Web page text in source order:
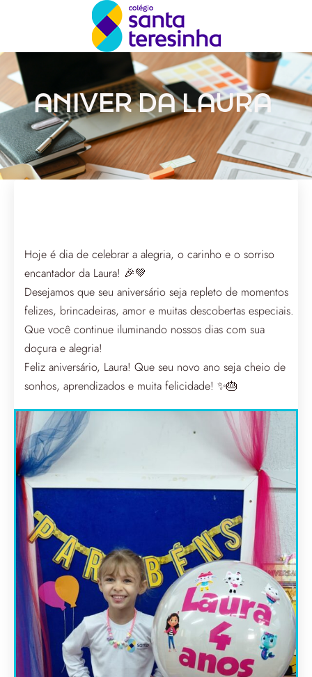
ANIVER DA LAURA
Hoje é dia de celebrar a alegria, o carinho e o sorriso
encantador da Laura! 🎉💚
Desejamos que seu aniversário seja repleto de momentos
felizes, brincadeiras, amor e muitas descobertas especiais.
Que você continue iluminando nossos dias com sua
doçura e alegria!
Feliz aniversário, Laura! Que seu novo ano seja cheio de
sonhos, aprendizados e muita felicidade! ✨🎂